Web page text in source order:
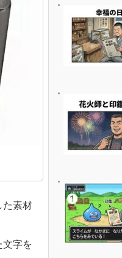
た素材
文字を